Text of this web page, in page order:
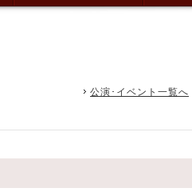
公演･イベント一覧へ